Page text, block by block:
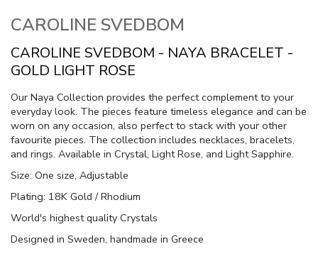
CAROLINE SVEDBOM
CAROLINE SVEDBOM - NAYA BRACELET -
GOLD LIGHT ROSE
Our Naya Collection provides the perfect complement to your
everyday look. The pieces feature timeless elegance and can be
worn on any occasion, also perfect to stack with your other
favourite pieces. The collection includes necklaces, bracelets,
and rings. Available in Crystal, Light Rose, and Light Sapphire.
Size: One size, Adjustable
Plating: 18K Gold / Rhodium
World's highest quality Crystals
Designed in Sweden, handmade in Greece